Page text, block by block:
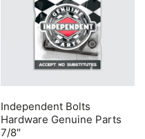
Independent Bolts
Hardware Genuine Parts
7/8″